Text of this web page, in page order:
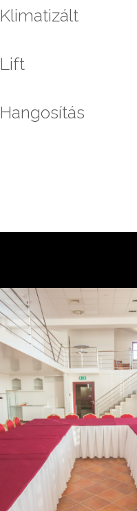
Klimatizált
Lift
Hangosítás